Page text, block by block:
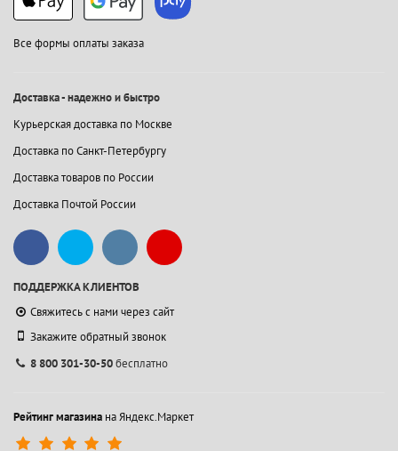
Все формы оплаты заказа
Доставка - надежно и быстро
Курьерская доставка по Москве
Доставка по Санкт-Петербургу
Доставка товаров по России
Доставка Почтой России
ПОДДЕРЖКА КЛИЕНТОВ
Свяжитесь с нами через сайт
Закажите обратный звонок
8 800 301-30-50бесплатно
Рейтинг магазина на Яндекс.Маркет